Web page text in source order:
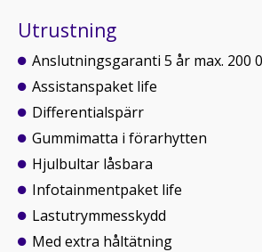
Utrustning
Anslutningsgaranti 5 år max. 200
Assistanspaket life
Differentialspärr
Gummimatta i förarhytten
Hjulbultar låsbara
Infotainmentpaket life
Lastutrymmesskydd
Med extra håltätning